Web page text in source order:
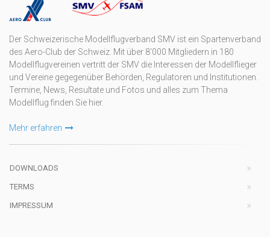
Der Schweizerische Modellflugverband SMV ist ein Spartenverband
des Aero-Club der Schweiz. Mit über 8'000 Mitgliedern in 180
Modellflugvereinen vertritt der SMV die Interessen der Modellflieger
und Vereine gegegenüber Behörden, Regulatoren und Institutionen.
Termine, News, Resultate und Fotos und alles zum Thema
Modellflug finden Sie hier.
Mehr erfahren
DOWNLOADS
TERMS
IMPRESSUM